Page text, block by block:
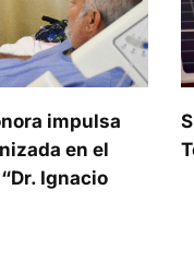
impulsa
en el
Ignacio